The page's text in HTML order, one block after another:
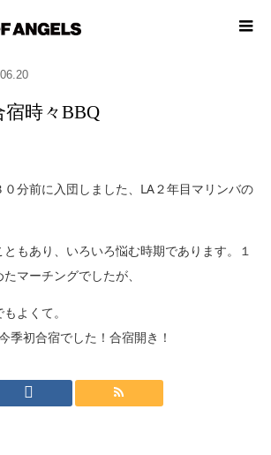
6月17.18日 合宿時々BBQ
宿時々BBQ
０分前に入団しました、LA２年目マリンバの
もあり、いろいろ悩む時期であります。１
マーチングでしたが、
よくて。
季初合宿でした！合宿開き！